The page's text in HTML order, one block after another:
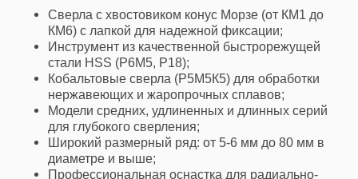
Сверла с хвостовиком конус Морзе (от КМ1 до
КМ6) с лапкой для надежной фиксации;
Инструмент из качественной быстрорежущей
стали HSS (Р6М5, Р18);
Кобальтовые сверла (Р5М5К5) для обработки
нержавеющих и жаропрочных сплавов;
Модели средних, удлиненных и длинных серий
для глубокого сверления;
Широкий размерный ряд: от 5-6 мм до 80 мм в
диаметре и выше;
Профессиональная оснастка для радиально-